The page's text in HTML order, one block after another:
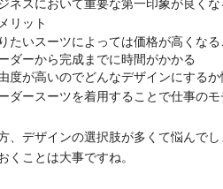
ネスにおいて重要な第一印象が良くな
リット
たいスーツによっては価格が高くなる
ダーから完成までに時間がかかる
度が高いのでどんなデザインにするか
ダースーツを着用することで仕事の
、デザインの選択肢が多くて悩んで
くことは大事ですね。